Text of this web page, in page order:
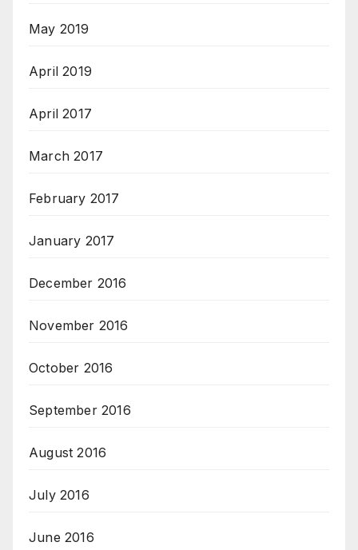
May 2019
April 2019
April 2017
March 2017
February 2017
January 2017
December 2016
November 2016
October 2016
September 2016
August 2016
July 2016
June 2016